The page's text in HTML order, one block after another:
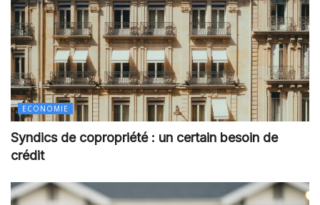
ECONOMIE
Syndics de copropriété : un certain besoin de
crédit